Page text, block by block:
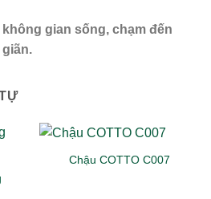
không gian sống, chạm đến
Chậu COTTO C007